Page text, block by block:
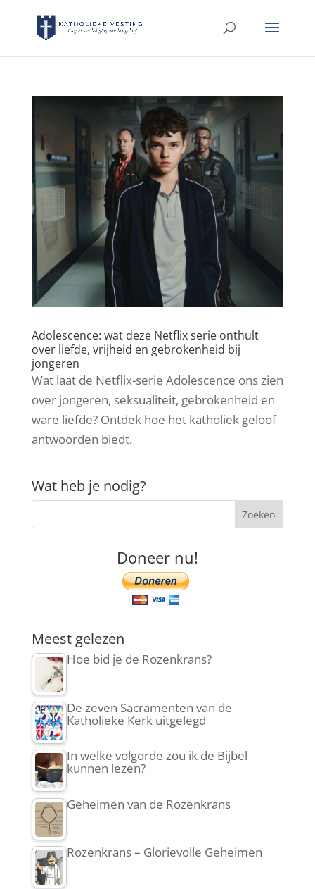
Adolescence: wat deze Netflix serie onthult
over liefde, vrijheid en gebrokenheid bij
jongeren
Wat laat de Netflix-serie Adolescence ons zien
over jongeren, seksualiteit, gebrokenheid en
ware liefde? Ontdek hoe het katholiek geloof
antwoorden biedt.
Wat heb je nodig?
Doneer nu!
Meest gelezen
Hoe bid je de Rozenkrans?
De zeven Sacramenten van de
Katholieke Kerk uitgelegd
In welke volgorde zou ik de Bijbel
kunnen lezen?
Geheimen van de Rozenkrans
Rozenkrans – Glorievolle Geheimen